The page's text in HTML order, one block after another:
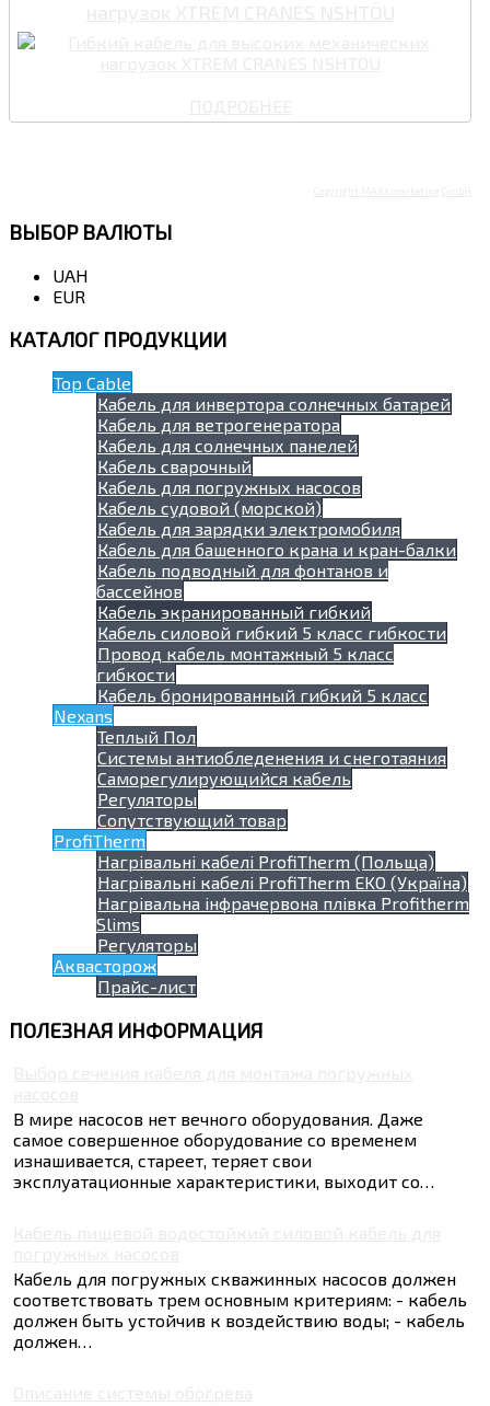
ВЫБОР ВАЛЮТЫ
UAH
EUR
КАТАЛОГ ПРОДУКЦИИ
Top Cable
Кабель для инвертора солнечных батарей
Кабель для ветрогенератора
Кабель для солнечных панелей
Кабель сварочный
Кабель для погружных насосов
Кабель судовой (морской)
Кабель для зарядки электромобиля
Кабель для башенного крана и кран-балки
Кабель подводный для фонтанов и
бассейнов
Кабель экранированный гибкий
Кабель силовой гибкий 5 класс гибкости
Провод кабель монтажный 5 класс
гибкости
Кабель бронированный гибкий 5 класс
Nexans
Теплый Пол
Системы антиобледенения и снеготаяния
Саморегулирующийся кабель
Регуляторы
Сопутствующий товар
ProfiTherm
Нагрівальні кабелі ProfiTherm (Польща)
Нагрівальні кабелі ProfiTherm EKO (Україна)
Нагрівальна інфрачервона плівка Profitherm
Slims
Регуляторы
Аквасторож
Прайс-лист
ПОЛЕЗНАЯ ИНФОРМАЦИЯ
В мире насосов нет вечного оборудования. Даже
самое совершенное оборудование со временем
изнашивается, стареет, теряет свои
эксплуатационные характеристики, выходит со…
Кабель для погружных скважинных насосов должен
соответствовать трем основным критериям: - кабель
должен быть устойчив к воздействию воды; - кабель
должен…